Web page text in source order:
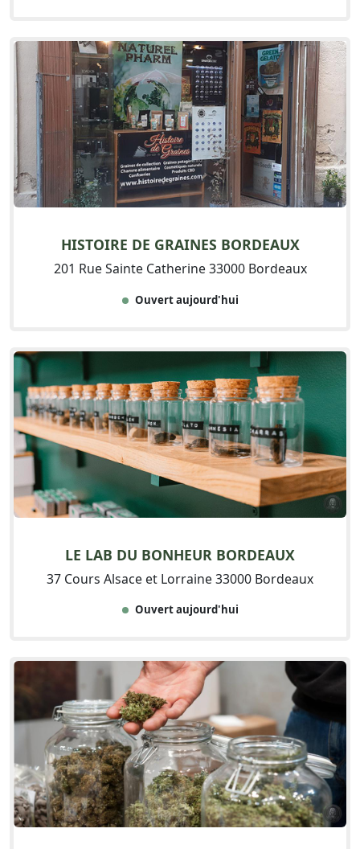
HISTOIRE DE GRAINES BORDEAUX
201 Rue Sainte Catherine 33000 Bordeaux
Ouvert aujourd'hui
LE LAB DU BONHEUR BORDEAUX
37 Cours Alsace et Lorraine 33000 Bordeaux
Ouvert aujourd'hui